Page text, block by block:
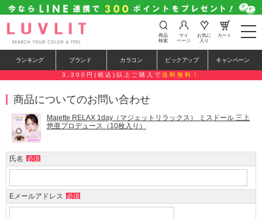
t
o
e
n
g
o
商品
検索
マイ
ページ
お気に
入り
カート
ランキング ブランド カラコン ピックアップ キャンペーン
3,300円(税込)以上ご購入で 送料無料！
商品についてのお問い合わせ
Majette RELAX 1day（マジェットリラックス） ミスドール 三上
悠亜プロデュース（10枚入り）
氏名 必須
Eメールアドレス 必須